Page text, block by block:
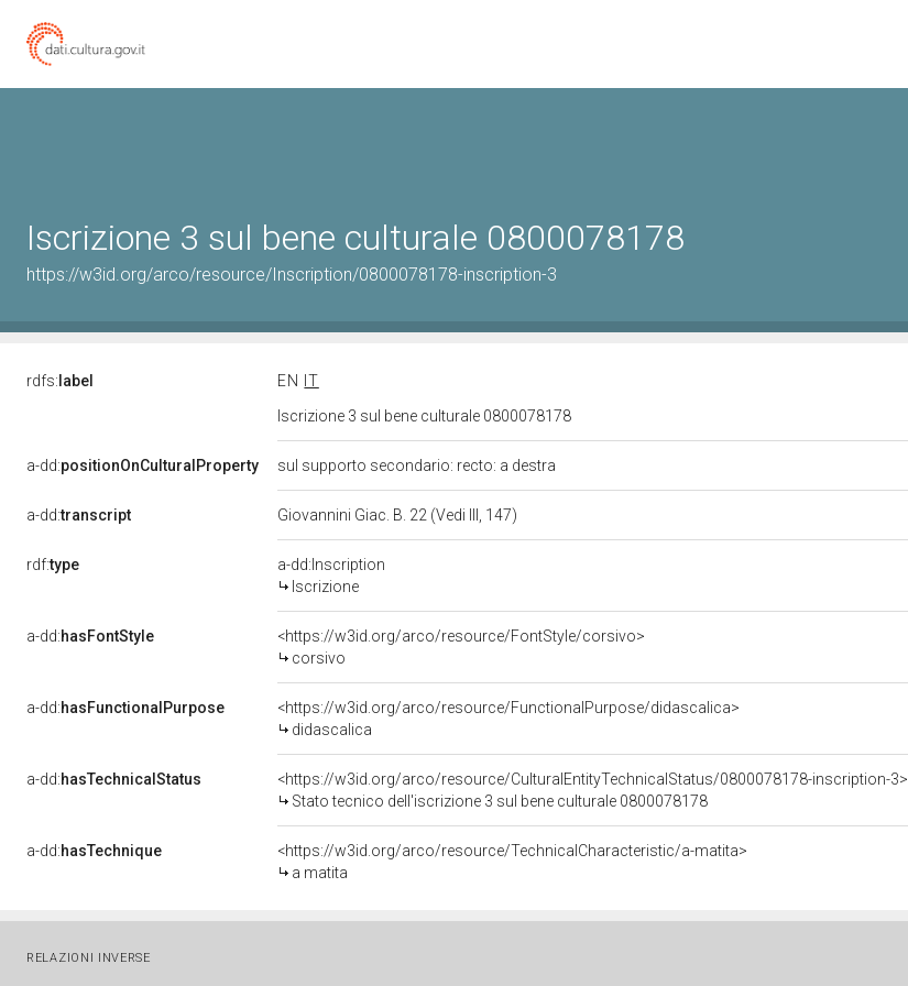
Iscrizione 3 sul bene culturale 0800078178
https://w3id.org/arco/resource/Inscription/0800078178-inscription-3
rdfs: label EN
IT
Iscrizione 3 sul bene culturale 0800078178
a-dd:positionOnCulturalProperty sul supporto secondario: recto: a destra
a-dd:transcript Giovannini Giac. B. 22 (Vedi III, 147)
rdf:type
a-dd:Inscription
Iscrizione
a-dd:hasFontStyle
<https://w3id.org/arco/resource/FontStyle/corsivo>
corsivo
a-dd:hasFunctionalPurpose
<https://w3id.org/arco/resource/FunctionalPurpose/didascalica>
didascalica
a-dd:hasTechnicalStatus
<https://w3id.org/arco/resource/CulturalEntityTechnicalStatus/0800078178-inscription-3>
Stato tecnico dell'iscrizione 3 sul bene culturale 0800078178
a-dd:hasTechnique
<https://w3id.org/arco/resource/TechnicalCharacteristic/a-matita>
a matita
RELAZIONI INVERSE